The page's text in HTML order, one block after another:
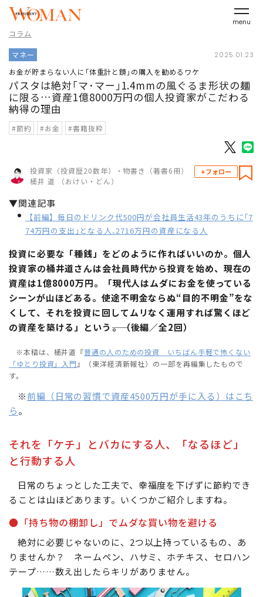
menu
コラム
マネー 2025.01.23
お金が貯まらない人に｢体重計と鏡｣の購入を勧めるワケ
パスタは絶対｢マ･マー｣1.4mmの風ぐるま形状の麺
に限る…資産1億8000万円の個人投資家がこだわる
納得の理由
#節約 #お金 #書籍抜粋
投資家（投資歴20数年）・物書き（著書6冊）
桶井 道 （おけい・どん）
+フォロー
▼関連記事
【前編】毎日のドリンク代500円が会社員生活43年のうちに｢7
74万円の支出｣となる人､2716万円の資産になる人
投資に必要な「種銭」をどのように作ればいいのか。個人
投資家の桶井道さんは会社員時代から投資を始め、現在の
資産は1億8000万円。「現代人はムダにお金を使っている
シーンが山ほどある。使途不明金ならぬ“目的不明金”をな
くして、それを投資に回してムリなく運用すれば驚くほど
の資産を築ける」という――。（後編／全2回）
※本稿は、桶井道『普通の人のための投資 いちばん手軽で怖くない
「ゆとり投資」入門 』（東洋経済新報社）の一部を再編集したもので
す。
※前編（日常の習慣で資産4500万円が手に入る）はこち
ら。
それを「ケチ」とバカにする人、「なるほど」
と行動する人
日常のちょっとした工夫で、幸福度を下げずに節約でき
ることは山ほどあります。いくつかご紹介しますね。
●「持ち物の棚卸し」でムダな買い物を避ける
絶対に必要じゃないのに、2つ以上持っているもの、あ
りませんか？ ネームペン、ハサミ、ホチキス、セロハン
テープ……数え出したらキリがありません。